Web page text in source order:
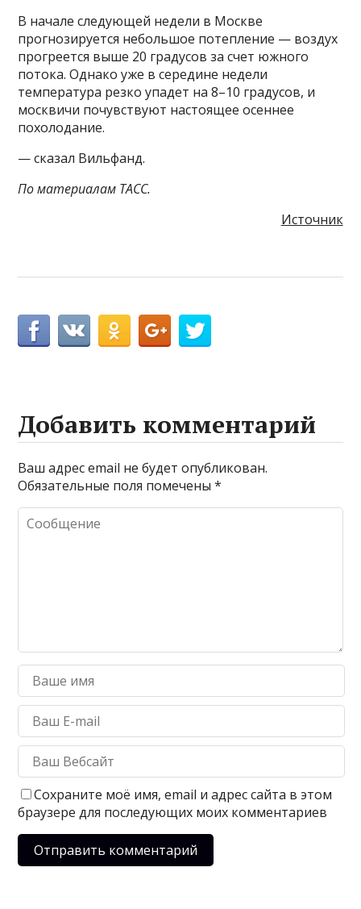
В начале следующей недели в Москве
прогнозируется небольшое потепление — воздух
прогреется выше 20 градусов за счет южного
потока. Однако уже в середине недели
температура резко упадет на 8–10 градусов, и
москвичи почувствуют настоящее осеннее
похолодание.
— сказал Вильфанд.
По материалам ТАСС.
Источник
Добавить комментарий
Ваш адрес email не будет опубликован.
Обязательные поля помечены*
Сохраните моё имя, email и адрес сайта в этом
браузере для последующих моих комментариев